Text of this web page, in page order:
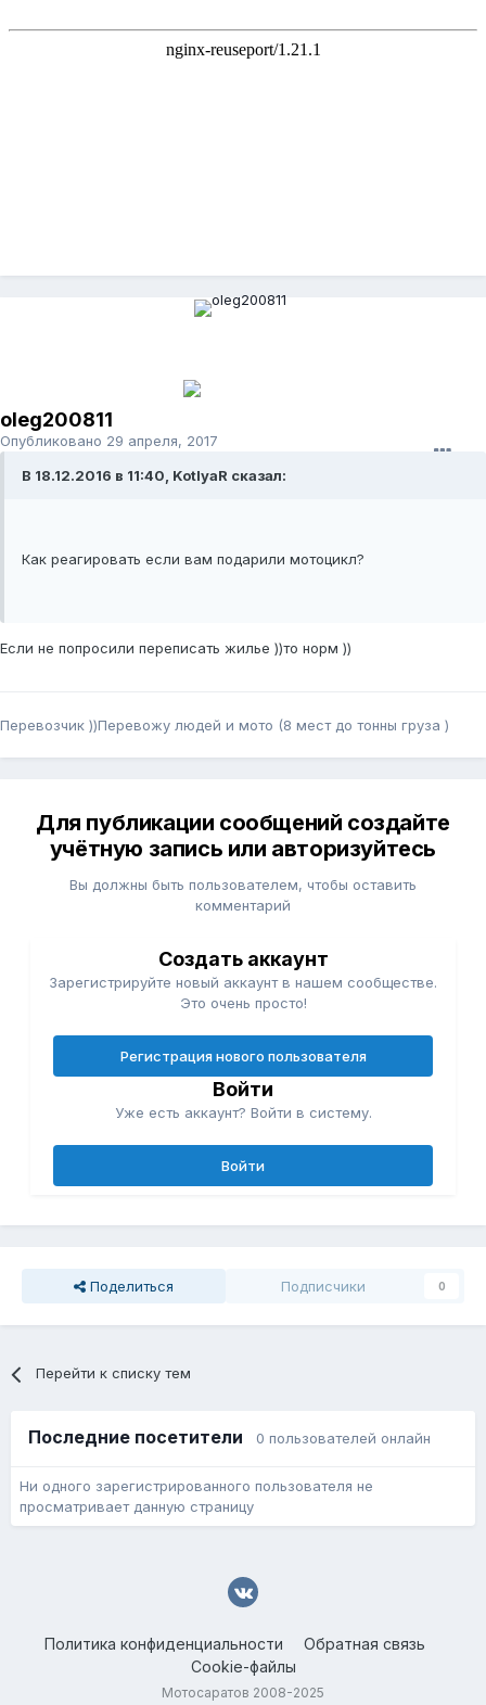
oleg200811
Опубликовано 29 апреля, 2017
В 18.12.2016 в 11:40, KotlyaR сказал:
Как реагировать если вам подарили мотоцикл?
Если не попросили переписать жилье ))то норм ))
Перевозчик ))Перевожу людей и мото (8 мест до тонны груза )
Для публикации сообщений создайте
учётную запись или авторизуйтесь
Вы должны быть пользователем, чтобы оставить
комментарий
Создать аккаунт
Зарегистрируйте новый аккаунт в нашем сообществе.
Это очень просто!
Регистрация нового пользователя
Войти
Уже есть аккаунт? Войти в систему.
Войти
Поделиться Подписчики 0
Перейти к списку тем
Последние посетители 0 пользователей онлайн
Ни одного зарегистрированного пользователя не
просматривает данную страницу
Политика конфиденциальности
Обратная связь
Cookie-файлы
Мотосаратов 2008-2025